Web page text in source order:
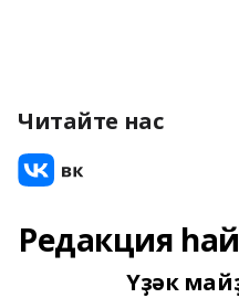
Читайте нас
Редакция
Үҙәк